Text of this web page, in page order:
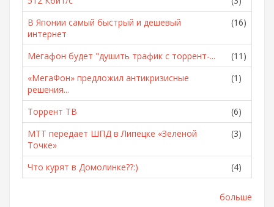
В Японии самый быстрый и дешевый
интернет
(16)
Мегафон будет "душить трафик с торрент-...
(11)
«МегаФон» предложил антикризисные
решения...
(1)
Торрент ТВ
(6)
МТТ передает ШПД в Липецке «Зеленой
Точке»
(3)
Что курят в Домолинке??:) (4)
больше